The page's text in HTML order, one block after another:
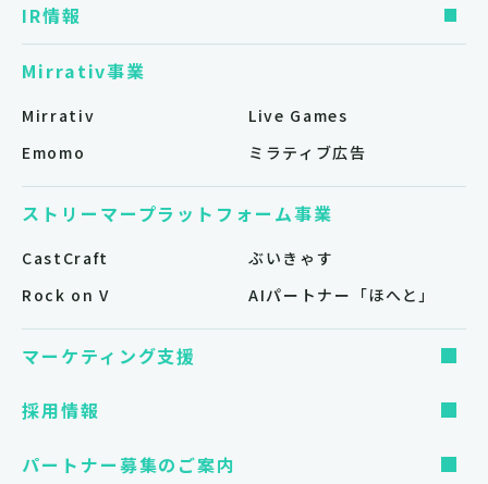
IR情報
Mirrativ事業
Mirrativ
Live Games
Emomo
ミラティブ広告
ストリーマープラットフォーム事業
CastCraft
ぶいきゃす
Rock on V
AIパートナー「ほへと」
マーケティング支援
採用情報
パートナー募集のご案内